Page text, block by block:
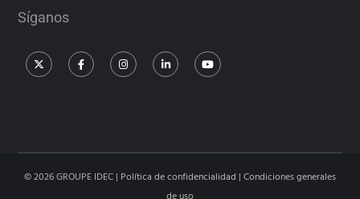
Síganos
© 2026 GROUPE IDEC | Política de confidencialidad | Condiciones generales